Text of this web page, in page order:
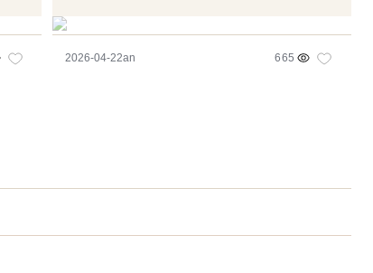
2026-04-22an 665